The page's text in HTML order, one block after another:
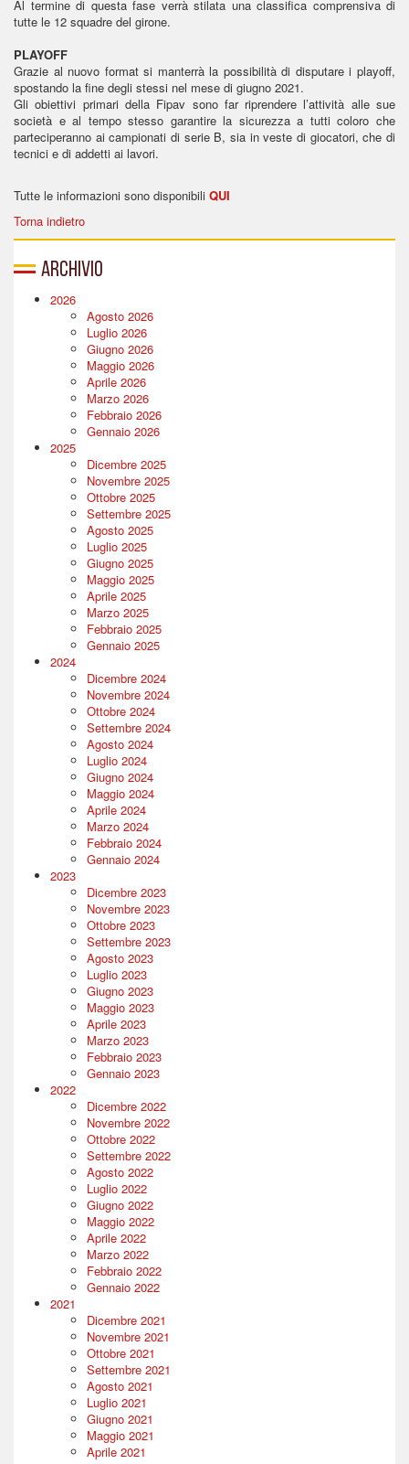
Al termine di questa fase verrà stilata una classifica comprensiva di
tutte le 12 squadre del girone.
PLAYOFF
Grazie al nuovo format si manterrà la possibilità di disputare i playoff,
spostando la fine degli stessi nel mese di giugno 2021.
Gli obiettivi primari della Fipav sono far riprendere l’attività alle sue
società e al tempo stesso garantire la sicurezza a tutti coloro che
parteciperanno ai campionati di serie B, sia in veste di giocatori, che di
tecnici e di addetti ai lavori.
Tutte le informazioni sono disponibili QUI
Torna indietro
Archivio
2026
Agosto 2026
Luglio 2026
Giugno 2026
Maggio 2026
Aprile 2026
Marzo 2026
Febbraio 2026
Gennaio 2026
2025
Dicembre 2025
Novembre 2025
Ottobre 2025
Settembre 2025
Agosto 2025
Luglio 2025
Giugno 2025
Maggio 2025
Aprile 2025
Marzo 2025
Febbraio 2025
Gennaio 2025
2024
Dicembre 2024
Novembre 2024
Ottobre 2024
Settembre 2024
Agosto 2024
Luglio 2024
Giugno 2024
Maggio 2024
Aprile 2024
Marzo 2024
Febbraio 2024
Gennaio 2024
2023
Dicembre 2023
Novembre 2023
Ottobre 2023
Settembre 2023
Agosto 2023
Luglio 2023
Giugno 2023
Maggio 2023
Aprile 2023
Marzo 2023
Febbraio 2023
Gennaio 2023
2022
Dicembre 2022
Novembre 2022
Ottobre 2022
Settembre 2022
Agosto 2022
Luglio 2022
Giugno 2022
Maggio 2022
Aprile 2022
Marzo 2022
Febbraio 2022
Gennaio 2022
2021
Dicembre 2021
Novembre 2021
Ottobre 2021
Settembre 2021
Agosto 2021
Luglio 2021
Giugno 2021
Maggio 2021
Aprile 2021